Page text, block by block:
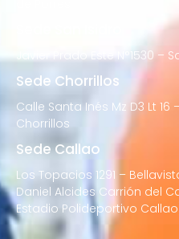
Javier Prado Este N°1530 –
Sede Chorrillos
Calle Santa Inés Mz D3 Lt 16
Chorrillos
Sede Callao
Los Topacios 1291 –
Daniel Alcides Carrión del
Estadio Polideportivo